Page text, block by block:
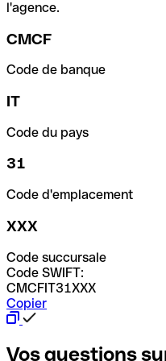
l'agence.
CMCF
Code de banque
IT
Code du pays
31
Code d'emplacement
XXX
Code succursale
Code SWIFT:
CMCFIT31XXX
Copier
Vos questions